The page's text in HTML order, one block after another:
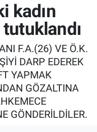
kadın
F.A.(26) VE Ö.K.
DARP EDEREK
YAPMAK
GÖZALTINA
GÖNDERİLDİLER.